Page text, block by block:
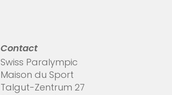
Contact
Swiss Paralympic
Maison du Sport
Talgut-Zentrum 27